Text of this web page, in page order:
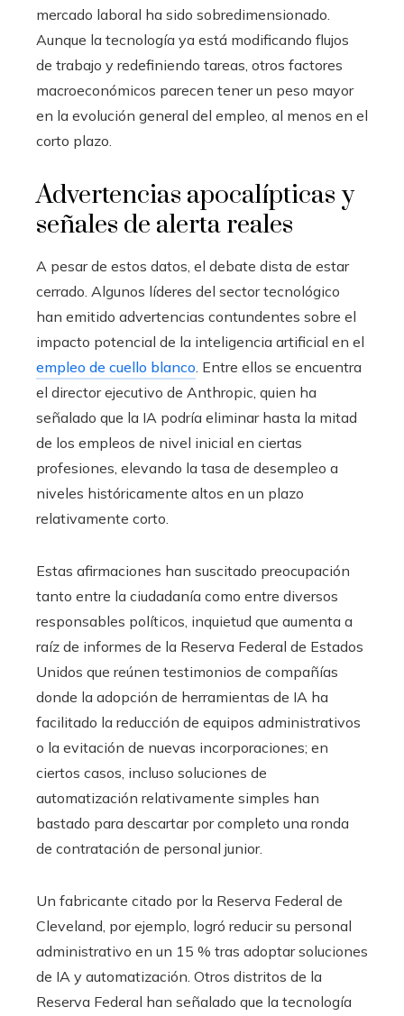
mercado laboral ha sido sobredimensionado.
Aunque la tecnología ya está modificando flujos
de trabajo y redefiniendo tareas, otros factores
macroeconómicos parecen tener un peso mayor
en la evolución general del empleo, al menos en el
corto plazo.
Advertencias apocalípticas y
señales de alerta reales
A pesar de estos datos, el debate dista de estar
cerrado. Algunos líderes del sector tecnológico
han emitido advertencias contundentes sobre el
impacto potencial de la inteligencia artificial en el
empleo de cuello blanco . Entre ellos se encuentra
el director ejecutivo de Anthropic, quien ha
señalado que la IA podría eliminar hasta la mitad
de los empleos de nivel inicial en ciertas
profesiones, elevando la tasa de desempleo a
niveles históricamente altos en un plazo
relativamente corto.
Estas afirmaciones han suscitado preocupación
tanto entre la ciudadanía como entre diversos
responsables políticos, inquietud que aumenta a
raíz de informes de la Reserva Federal de Estados
Unidos que reúnen testimonios de compañías
donde la adopción de herramientas de IA ha
facilitado la reducción de equipos administrativos
o la evitación de nuevas incorporaciones; en
ciertos casos, incluso soluciones de
automatización relativamente simples han
bastado para descartar por completo una ronda
de contratación de personal junior.
Un fabricante citado por la Reserva Federal de
Cleveland, por ejemplo, logró reducir su personal
administrativo en un 15 % tras adoptar soluciones
de IA y automatización. Otros distritos de la
Reserva Federal han señalado que la tecnología